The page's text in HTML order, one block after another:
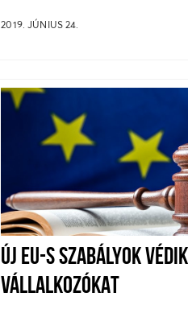
2019. JÚNIUS 24.
ÚJ EU-S SZABÁLYOK
VÁLLALKOZÓKAT